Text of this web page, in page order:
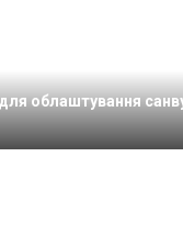
облаштування